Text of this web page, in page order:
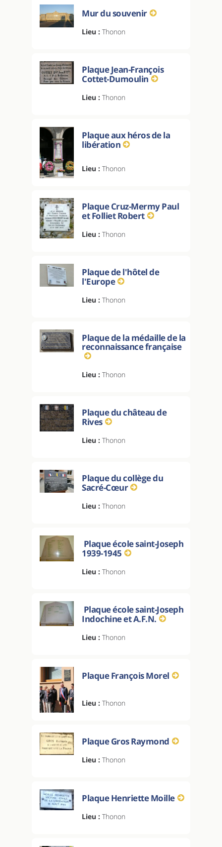
Mur du souvenir
Lieu : Thonon
Plaque Jean-François
Cottet-Dumoulin
Lieu : Thonon
Plaque aux héros de la
libération
Lieu : Thonon
Plaque Cruz-Mermy Paul
et Folliet Robert
Lieu : Thonon
Plaque de l'hôtel de
l'Europe
Lieu : Thonon
Plaque de la médaille de la
reconnaissance française
Lieu : Thonon
Plaque du château de
Rives
Lieu : Thonon
Plaque du collège du
Sacré-Cœur
Lieu : Thonon
Plaque école saint-Joseph
1939-1945
Lieu : Thonon
Plaque école saint-Joseph
Indochine et A.F.N.
Lieu : Thonon
Plaque François Morel
Lieu : Thonon
Plaque Gros Raymond
Lieu : Thonon
Plaque Henriette Moille
Lieu : Thonon